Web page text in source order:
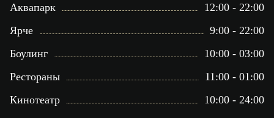
Аквапарк
12:00 - 22:00
Ярче
9:00 - 22:00
Боулинг
10:00 - 03:00
Рестораны
11:00 - 01:00
Кинотеатр
10:00 - 24:00